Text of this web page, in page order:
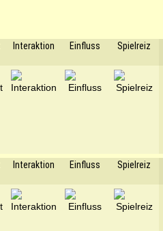
Interaktion Einfluss Spielreiz
Interaktion Einfluss Spielreiz